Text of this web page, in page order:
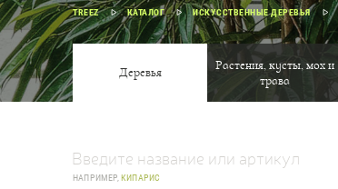
TREEZ КАТАЛОГ ИСКУССТВЕННЫЕ ДЕРЕВЬЯ
Деревья
Растения, кусты, мох и
трава
НАПРИМЕР,КИПАРИС